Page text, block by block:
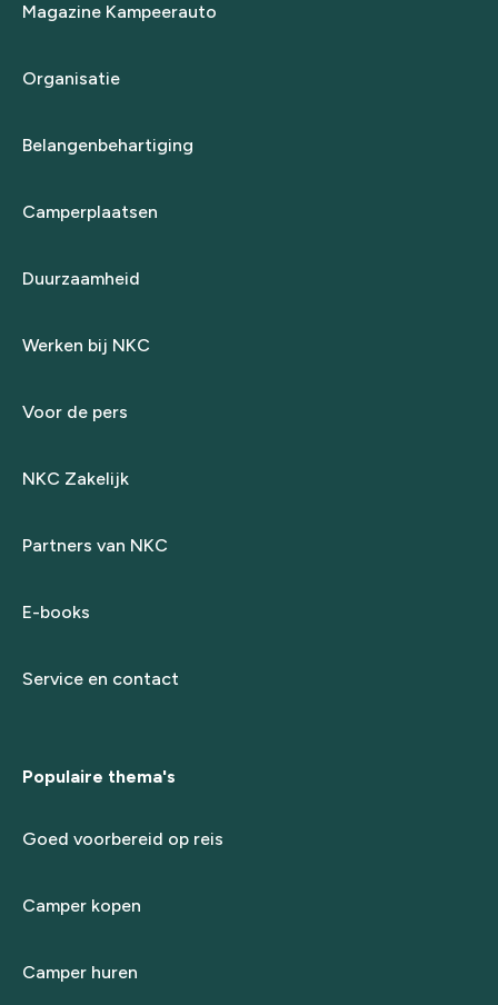
Magazine Kampeerauto
Organisatie
Belangenbehartiging
Camperplaatsen
Duurzaamheid
Werken bij NKC
Voor de pers
NKC Zakelijk
Partners van NKC
E-books
Service en contact
Populaire thema's
Goed voorbereid op reis
Camper kopen
Camper huren